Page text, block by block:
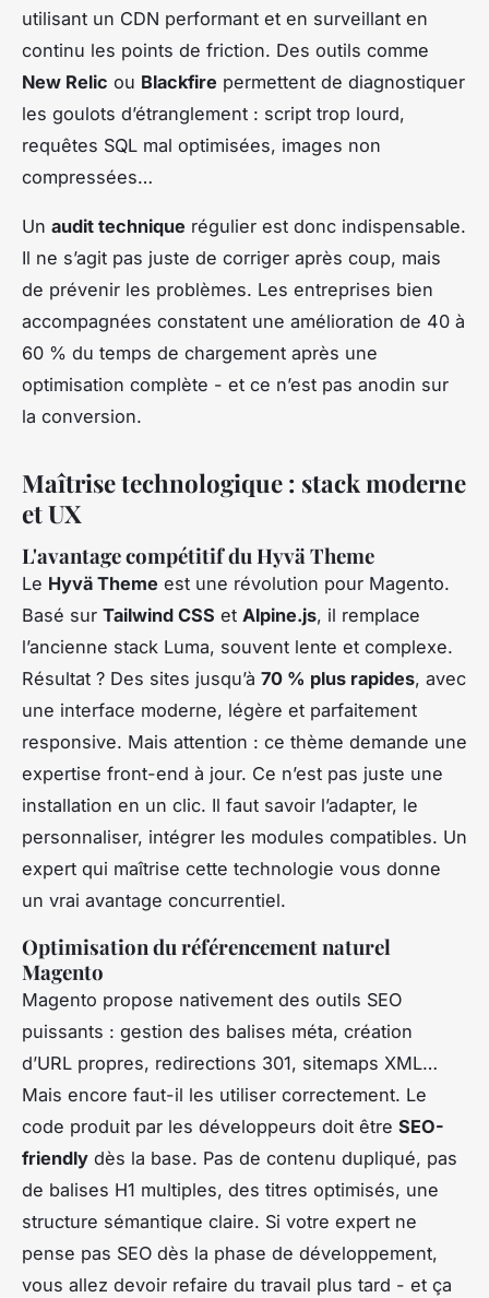
utilisant un CDN performant et en surveillant en
continu les points de friction. Des outils comme
New Relic ou Blackfire permettent de diagnostiquer
les goulots d’étranglement : script trop lourd,
requêtes SQL mal optimisées, images non
compressées…
Un audit technique régulier est donc indispensable.
Il ne s’agit pas juste de corriger après coup, mais
de prévenir les problèmes. Les entreprises bien
accompagnées constatent une amélioration de 40 à
60 % du temps de chargement après une
optimisation complète - et ce n’est pas anodin sur
la conversion.
Maîtrise technologique : stack moderne
et UX
L'avantage compétitif du Hyvä Theme
Le Hyvä Theme est une révolution pour Magento.
Basé sur Tailwind CSS et Alpine.js, il remplace
l’ancienne stack Luma, souvent lente et complexe.
Résultat ? Des sites jusqu’à 70 % plus rapides, avec
une interface moderne, légère et parfaitement
responsive. Mais attention : ce thème demande une
expertise front-end à jour. Ce n’est pas juste une
installation en un clic. Il faut savoir l’adapter, le
personnaliser, intégrer les modules compatibles. Un
expert qui maîtrise cette technologie vous donne
un vrai avantage concurrentiel.
Optimisation du référencement naturel
Magento
Magento propose nativement des outils SEO
puissants : gestion des balises méta, création
d’URL propres, redirections 301, sitemaps XML…
Mais encore faut-il les utiliser correctement. Le
code produit par les développeurs doit être SEO-
friendly dès la base. Pas de contenu dupliqué, pas
de balises H1 multiples, des titres optimisés, une
structure sémantique claire. Si votre expert ne
pense pas SEO dès la phase de développement,
vous allez devoir refaire du travail plus tard - et ça